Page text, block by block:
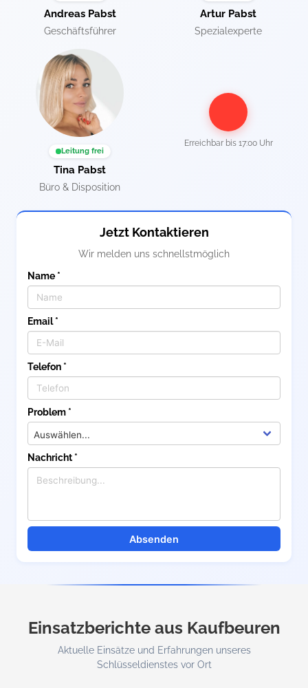
Andreas Pabst
Geschäftsführer
Artur Pabst
Spezialexperte
Leitung frei
Tina Pabst
Büro & Disposition
Erreichbar bis 17:00 Uhr
Jetzt Kontaktieren
Wir melden uns schnellstmöglich
Name *
Email *
Telefon *
Problem *
Nachricht *
Absenden
Einsatzberichte aus Kaufbeuren
Aktuelle Einsätze und Erfahrungen unseres
Schlüsseldienstes vor Ort